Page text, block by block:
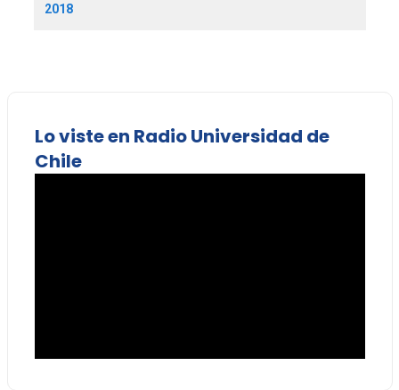
2018
Lo viste en Radio Universidad de
Chile